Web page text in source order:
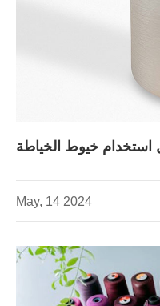
خيوط الخياطة
May, 14 2024